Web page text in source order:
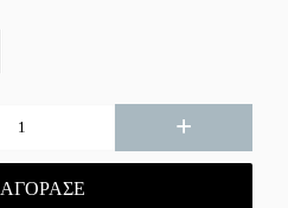
+
ΑΓΌΡΑΣΕ